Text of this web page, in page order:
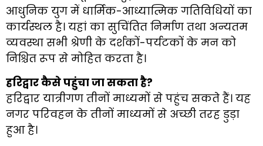
आधुनिक युग में धार्मिक-आध्यात्मिक गतिविधियों का
कार्यस्थल है। यहां का सुचिंतित निर्माण तथा अन्यतम
व्यवस्था सभी श्रेणी के दर्शकों-पर्यटकों के मन को
निश्चित रूप से मोहित करता है।
हरिद्वार कैसे पहुंचा जा सकता है?
हरिद्वार यात्रीगण तीनों माध्यमों से पहुंच सकते हैं। यह
नगर परिवहन के तीनों माध्यमों से अच्छी तरह डुड़ा
हुआ है।